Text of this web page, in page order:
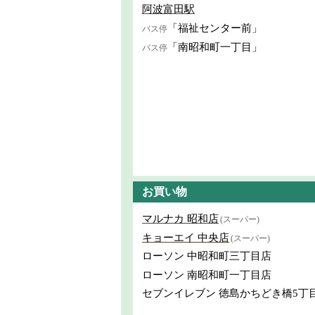
阿波富田駅
バス停 「福祉センター前」
バス停 「南昭和町一丁目」
お買い物
マルナカ 昭和店(スーパー)
キョーエイ 中央店(スーパー)
ローソン 中昭和町三丁目店
ローソン 南昭和町一丁目店
セブンイレブン 徳島かちどき橋5丁